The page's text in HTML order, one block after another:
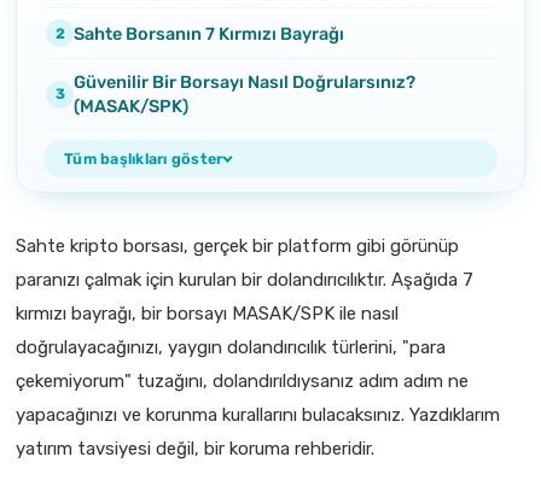
Sahte Borsanın 7 Kırmızı Bayrağı
Güvenilir Bir Borsayı Nasıl Doğrularsınız?
(MASAK/SPK)
Tüm başlıkları göster
Sahte kripto borsası, gerçek bir platform gibi görünüp
paranızı çalmak için kurulan bir dolandırıcılıktır. Aşağıda 7
kırmızı bayrağı, bir borsayı MASAK/SPK ile nasıl
doğrulayacağınızı, yaygın dolandırıcılık türlerini, "para
çekemiyorum" tuzağını, dolandırıldıysanız adım adım ne
yapacağınızı ve korunma kurallarını bulacaksınız. Yazdıklarım
yatırım tavsiyesi değil, bir koruma rehberidir.